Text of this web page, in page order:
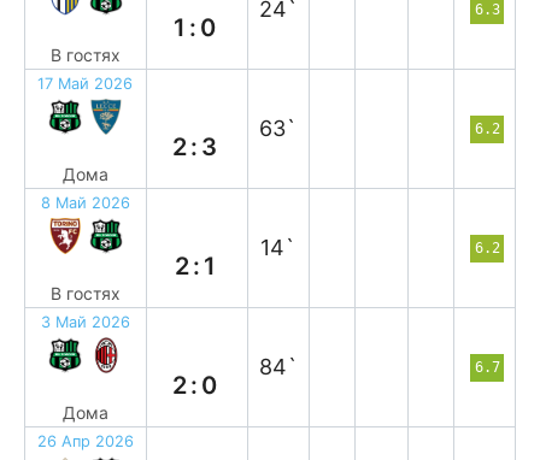
В гостях
1:0
24` 6.3
17 Май 2026
Дома
2:3
63` 6.2
8 Май 2026
В гостях
2:1
14` 6.2
3 Май 2026
Дома
2:0
84` 6.7
26 Апр 2026